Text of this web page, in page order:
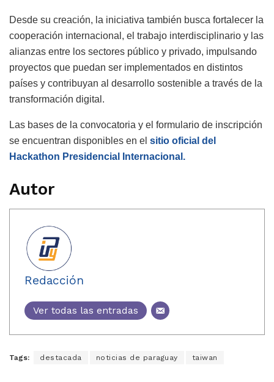
Desde su creación, la iniciativa también busca fortalecer la
cooperación internacional, el trabajo interdisciplinario y las
alianzas entre los sectores público y privado, impulsando
proyectos que puedan ser implementados en distintos
países y contribuyan al desarrollo sostenible a través de la
transformación digital.
Las bases de la convocatoria y el formulario de inscripción
se encuentran disponibles en el sitio oficial del
Hackathon Presidencial Internacional.
Autor
Redacción
Ver todas las entradas
Tags: destacada noticias de paraguay taiwan